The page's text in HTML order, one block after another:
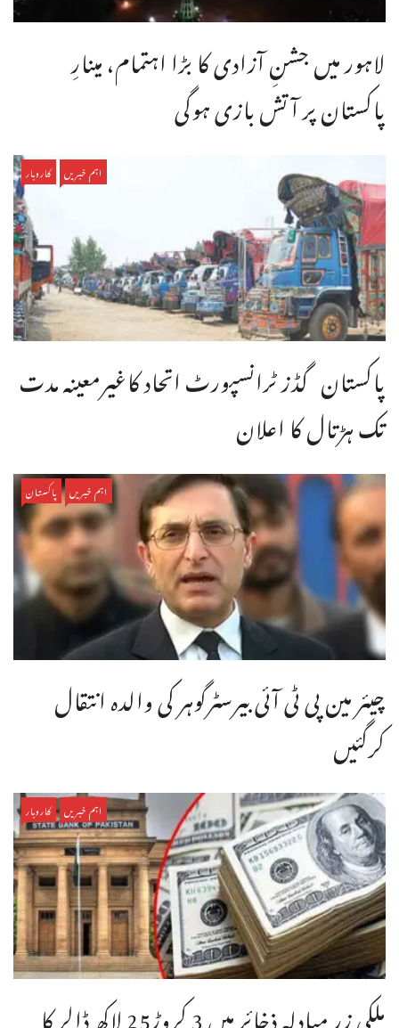
لاہور میں جشنِ آزادی کا بڑا اہتمام، مینارِ
پاکستان پر آتش بازی ہوگی
اہم خبریں کاروبار
پاکستان گڈز ٹرانسپورٹ اتحاد کاغیرمعینہ مدت
تک ہڑتال کا اعلان
اہم خبریں پاکستان
چیئر مین پی ٹی آئی بیرسٹرگوہر کی والدہ انتقال
کرگئیں
اہم خبریں کاروبار
ملکی زر مبادلہ ذخائر میں 3 کروڑ25 لاکھ ڈالر کا